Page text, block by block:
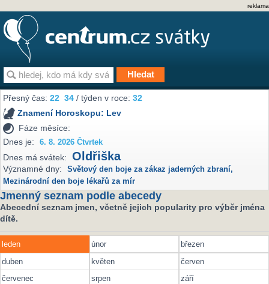
reklama
Přesný čas:22 34 / týden v roce:32
Znamení Horoskopu: Lev
Fáze měsíce:
Dnes je:
6. 8. 2026 Čtvrtek
Dnes má svátek: Oldřiška
Významné dny: Světový den boje za zákaz jaderných zbraní,
Mezinárodní den boje lékařů za mír
Jmenný seznam podle abecedy
Abecední seznam jmen, včetně jejich popularity pro výběr jména
dítě.
leden únor
březen
duben
květen
červen
červenec
srpen
září